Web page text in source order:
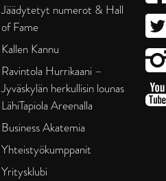
Jäädytetyt numerot & Hall
of Fame
Kallen Kannu
Ravintola Hurrikaani –
Jyväskylän herkullisin lounas
LähiTapiola Areenalla
Business Akatemia
Yhteistyökumppanit
Yritysklubi